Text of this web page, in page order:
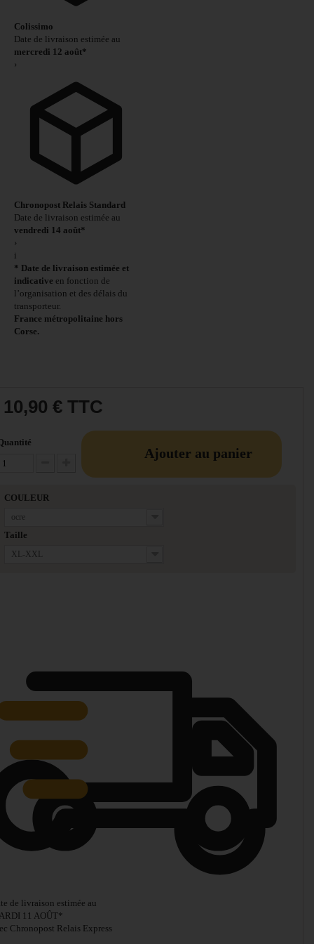
Colissimo
Date de livraison estimée au
mercredi 12 août*
›
Chronopost Relais Standard
Date de livraison estimée au
vendredi 14 août*
›
i
* Date de livraison estimée et
indicative en fonction de
l’organisation et des délais du
transporteur.
France métropolitaine hors
Corse.
10,90 € TTC
Diminuer la quantité
Augmenter la quantité
Ajouter au panier
COULEUR
ocre
Taille
XL-XXL
de livraison estimée au
11 AOÛT*
Chronopost Relais Express